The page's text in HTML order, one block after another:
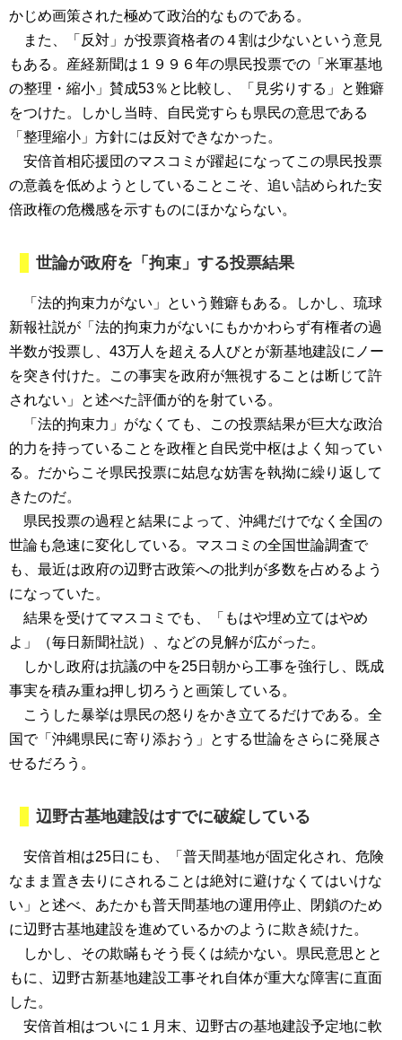
かじめ画策された極めて政治的なものである。
また、「反対」が投票資格者の４割は少ないという意見
もある。産経新聞は１９９６年の県民投票での「米軍基地
の整理・縮小」賛成53％と比較し、「見劣りする」と難癖
をつけた。しかし当時、自民党すらも県民の意思である
「整理縮小」方針には反対できなかった。
安倍首相応援団のマスコミが躍起になってこの県民投票
の意義を低めようとしていることこそ、追い詰められた安
倍政権の危機感を示すものにほかならない。
世論が政府を「拘束」する投票結果
「法的拘束力がない」という難癖もある。しかし、琉球
新報社説が「法的拘束力がないにもかかわらず有権者の過
半数が投票し、43万人を超える人びとが新基地建設にノー
を突き付けた。この事実を政府が無視することは断じて許
されない」と述べた評価が的を射ている。
「法的拘束力」がなくても、この投票結果が巨大な政治
的力を持っていることを政権と自民党中枢はよく知ってい
る。だからこそ県民投票に姑息な妨害を執拗に繰り返して
きたのだ。
県民投票の過程と結果によって、沖縄だけでなく全国の
世論も急速に変化している。マスコミの全国世論調査で
も、最近は政府の辺野古政策への批判が多数を占めるよう
になっていた。
結果を受けてマスコミでも、「もはや埋め立てはやめ
よ」（毎日新聞社説）、などの見解が広がった。
しかし政府は抗議の中を25日朝から工事を強行し、既成
事実を積み重ね押し切ろうと画策している。
こうした暴挙は県民の怒りをかき立てるだけである。全
国で「沖縄県民に寄り添おう」とする世論をさらに発展さ
せるだろう。
辺野古基地建設はすでに破綻している
安倍首相は25日にも、「普天間基地が固定化され、危険
なまま置き去りにされることは絶対に避けなくてはいけな
い」と述べ、あたかも普天間基地の運用停止、閉鎖のため
に辺野古基地建設を進めているかのように欺き続けた。
しかし、その欺瞞もそう長くは続かない。県民意思とと
もに、辺野古新基地建設工事それ自体が重大な障害に直面
した。
安倍首相はついに１月末、辺野古の基地建設予定地に軟